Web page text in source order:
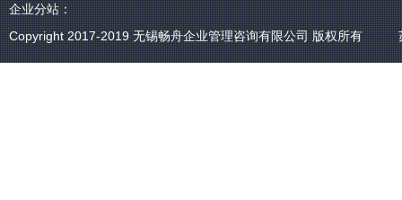
企业分站：
Copyright 2017-2019无锡畅舟企业管理咨询有限公司版权所有